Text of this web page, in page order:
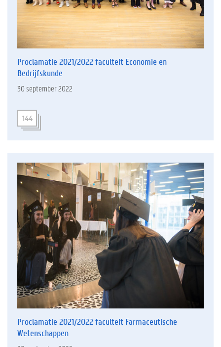
Proclamatie 2021/2022 faculteit Economie en
Bedrijfskunde
30 september 2022
144
Proclamatie 2021/2022 faculteit Farmaceutische
Wetenschappen